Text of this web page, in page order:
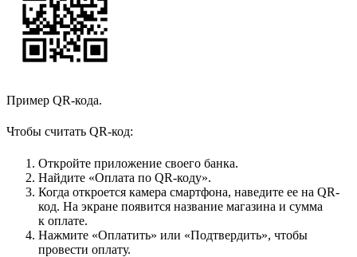
Пример QR-кода.
Чтобы считать QR-код:
Откройте приложение своего банка.
Найдите «Оплата по QR-коду».
Когда откроется камера смартфона, наведите ее на QR-
код. На экране появится название магазина и сумма
к оплате.
Нажмите «Оплатить» или «Подтвердить», чтобы
провести оплату.